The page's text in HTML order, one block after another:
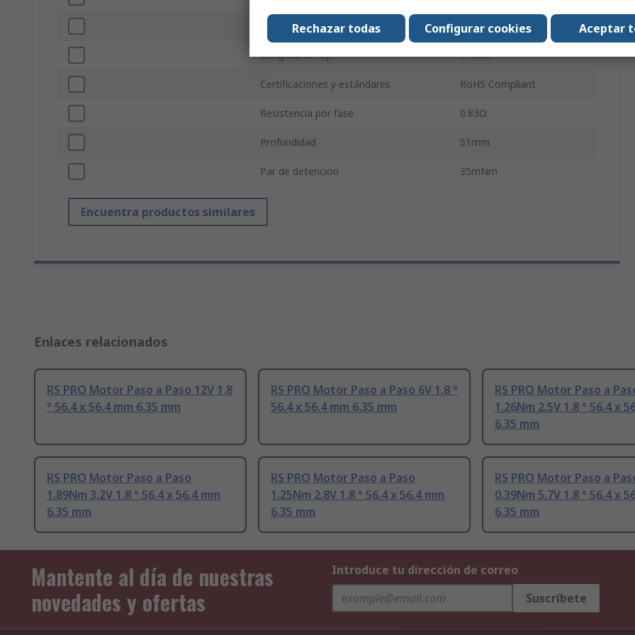
Corriente Nominal 2.8A
Longitud del eje 19mm
Certificaciones y estándares RoHS Compliant
Resistencia por fase 0.83Ω
Profundidad 51mm
Par de detención 35mNm
Encuentra productos similares
Enlaces relacionados
RS PRO Motor Paso a Paso 12V 1.8
° 56.4 x 56.4 mm 6.35 mm
RS PRO Motor Paso a Paso 6V 1.8 °
56.4 x 56.4 mm 6.35 mm
RS PRO Motor Paso a
1.26Nm 2.5V 1.8 ° 56.4 x
6.35 mm
RS PRO Motor Paso a Paso
1.89Nm 3.2V 1.8 ° 56.4 x 56.4 mm
6.35 mm
RS PRO Motor Paso a Paso
1.25Nm 2.8V 1.8 ° 56.4 x 56.4 mm
6.35 mm
RS PRO Motor Paso a
0.39Nm 5.7V 1.8 ° 56.4 x
6.35 mm
Mantente al día de nuestras
novedades y ofertas
Introduce tu dirección de correo
Suscríbete
Aceptar
Configurar cookies
Rechazar todas